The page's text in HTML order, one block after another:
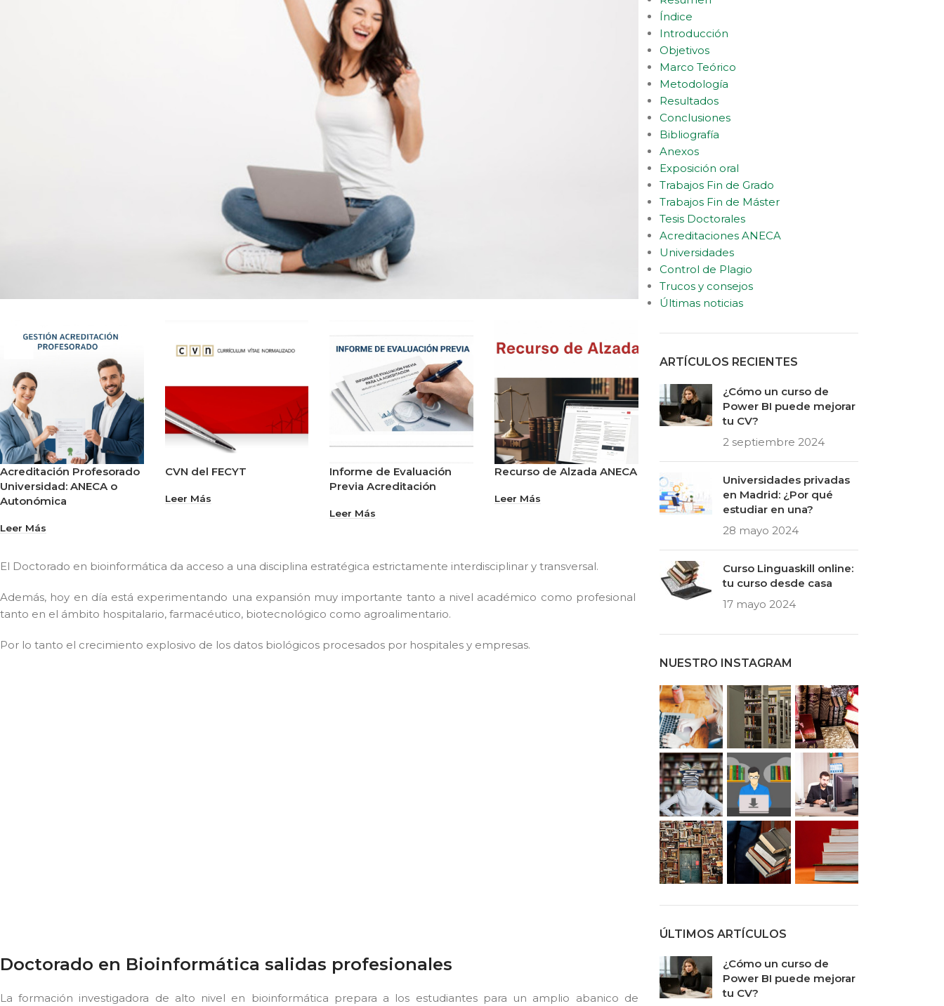
Acreditación Profesorado
Universidad: ANECA o
Autonómica
Leer Más
CVN del FECYT
Leer Más
Informe de Evaluación
Previa Acreditación
Leer Más
Recurso de Alzada ANECA
Leer Más
El Doctorado en bioinformática da acceso a una disciplina estratégica estrictamente interdisciplinar y transversal.
Además, hoy en día está experimentando una expansión muy importante tanto a nivel académico como profesional
tanto en el ámbito hospitalario, farmacéutico, biotecnológico como agroalimentario.
Por lo tanto el crecimiento explosivo de los datos biológicos procesados ​​por hospitales y empresas.
Doctorado en Bioinformática salidas profesionales
La formación investigadora de alto nivel en bioinformática prepara a los estudiantes para un amplio abanico de
Índice
Introducción
Objetivos
Marco Teórico
Metodología
Resultados
Conclusiones
Bibliografía
Anexos
Exposición oral
Trabajos Fin de Grado
Trabajos Fin de Máster
Tesis Doctorales
Acreditaciones ANECA
Universidades
Control de Plagio
Trucos y consejos
Últimas noticias
ARTÍCULOS RECIENTES
¿Cómo un curso de
Power BI puede mejorar
tu CV?
2 septiembre 2024
Universidades privadas
en Madrid: ¿Por qué
estudiar en una?
28 mayo 2024
Curso Linguaskill online:
tu curso desde casa
17 mayo 2024
NUESTRO INSTAGRAM
ÚLTIMOS ARTÍCULOS
¿Cómo un curso de
Power BI puede mejorar
tu CV?